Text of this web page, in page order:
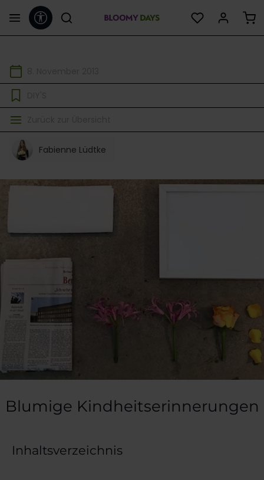
springenWerkzeugleiste anzeigen
Fabienne Lüdtke
Blumige Kindheitserinnerungen
Inhaltsverzeichnis